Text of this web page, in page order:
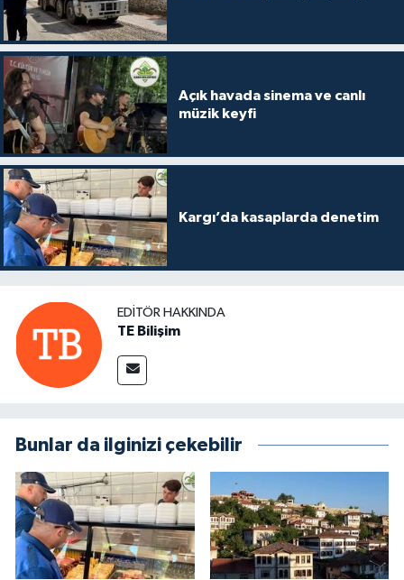
Açık havada sinema ve canlı
müzik keyfi
Kargı’da kasaplarda denetim
EDITÖR HAKKINDA
TE Bilişim
Bunlar da ilginizi çekebilir